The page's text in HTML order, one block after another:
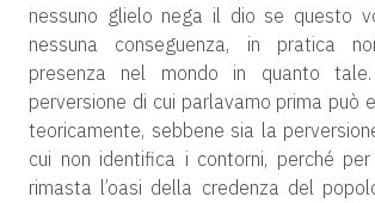
nessuno glielo nega il dio se questo
nessuna conseguenza, in pratica
presenza nel mondo in quanto
perversione di cui parlavamo prima può
teoricamente, sebbene sia la
cui non identifica i contorni, perché
rimasta l’oasi della credenza del